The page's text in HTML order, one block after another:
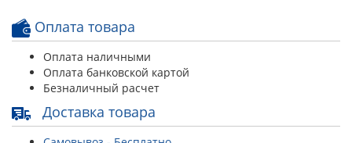
Оплата товара
Оплата наличными
Оплата банковской картой
Безналичный расчет
Доставка товара